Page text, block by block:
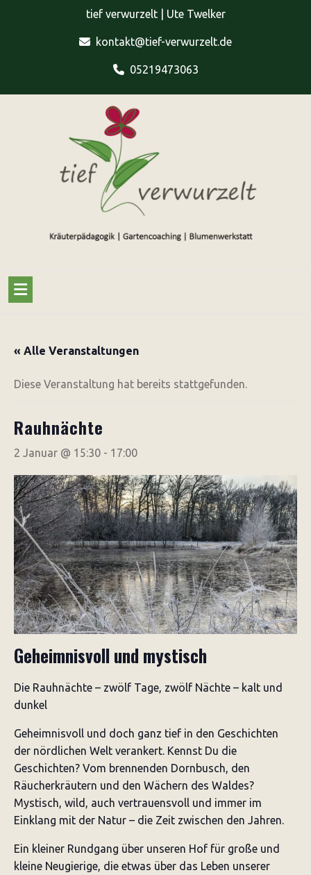
tief verwurzelt | Ute Twelker
kontakt@tief-verwurzelt.de
05219473063
« Alle Veranstaltungen
Diese Veranstaltung hat bereits stattgefunden.
Rauhnächte
2 Januar @ 15:30 - 17:00
Geheimnisvoll und mystisch
Die Rauhnächte – zwölf Tage, zwölf Nächte – kalt und
dunkel
Geheimnisvoll und doch ganz tief in den Geschichten
der nördlichen Welt verankert. Kennst Du die
Geschichten? Vom brennenden Dornbusch, den
Räucherkräutern und den Wächern des Waldes?
Mystisch, wild, auch vertrauensvoll und immer im
Einklang mit der Natur – die Zeit zwischen den Jahren.
Ein kleiner Rundgang über unseren Hof für große und
kleine Neugierige, die etwas über das Leben unserer